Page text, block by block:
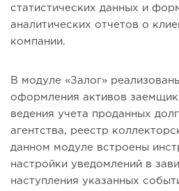
статистических данных и
аналитических отчетов о
компании.
В модуле «Залог»
оформления активов
ведения учета проданных
агентства, реестр
данном модуле встроены
настройки уведомлений в
наступления указанных